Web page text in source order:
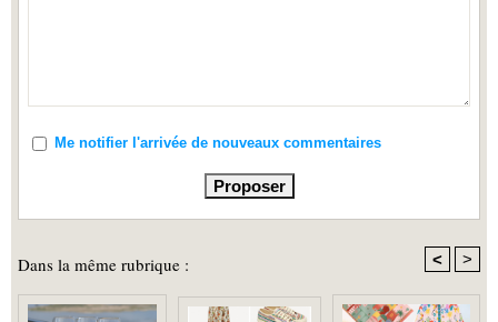
Me notifier l'arrivée de nouveaux commentaires
Dans la même rubrique : < >